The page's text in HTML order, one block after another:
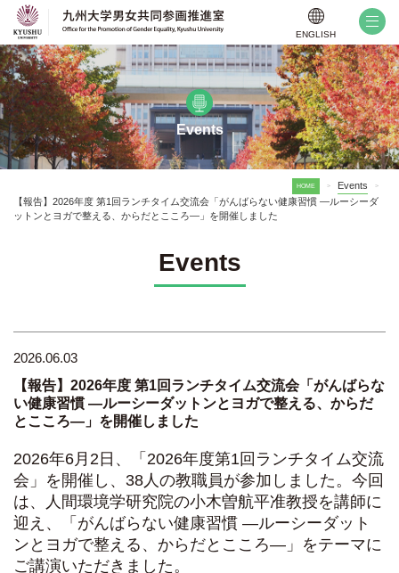
ENGLISH
Events
HOME > Events >
【報告】2026年度 第1回ランチタイム交流会「がんばらない健康習慣 ―ルーシーダ
ットンとヨガで整える、からだとこころ―」を開催しました
Events
2026.06.03
【報告】2026年度 第1回ランチタイム交流会「がんばらな
い健康習慣 ―ルーシーダットンとヨガで整える、からだ
とこころ―」を開催しました
2026年6月2日、「2026年度第1回ランチタイム交流
会」を開催し、38人の教職員が参加しました。今回
は、人間環境学研究院の小木曽航平准教授を講師に
迎え、「がんばらない健康習慣 ―ルーシーダット
ンとヨガで整える、からだとこころ―」をテーマに
ご講演いただきました。